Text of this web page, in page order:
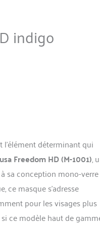
indigo
déterminant qui
Freedom HD (M-1001),
sa conception mono-
masque s’adresse
pour les visages plus
ce modèle haut de